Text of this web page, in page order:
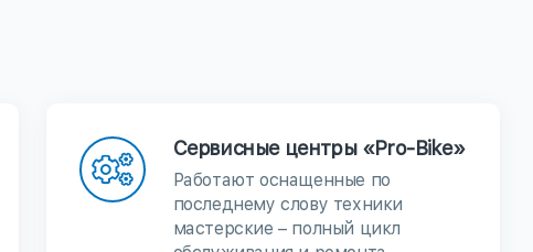
Сервисные центры «Pro-Bike»
Работают оснащенные по
последнему слову техники
мастерские – полный цикл